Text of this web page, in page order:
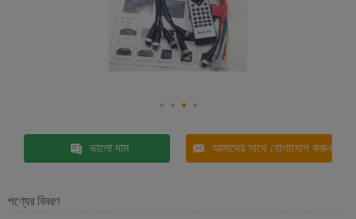
ভালো দাম আমাদের সাথে যোগাযোগ করুন
পণ্যের বিবরণ